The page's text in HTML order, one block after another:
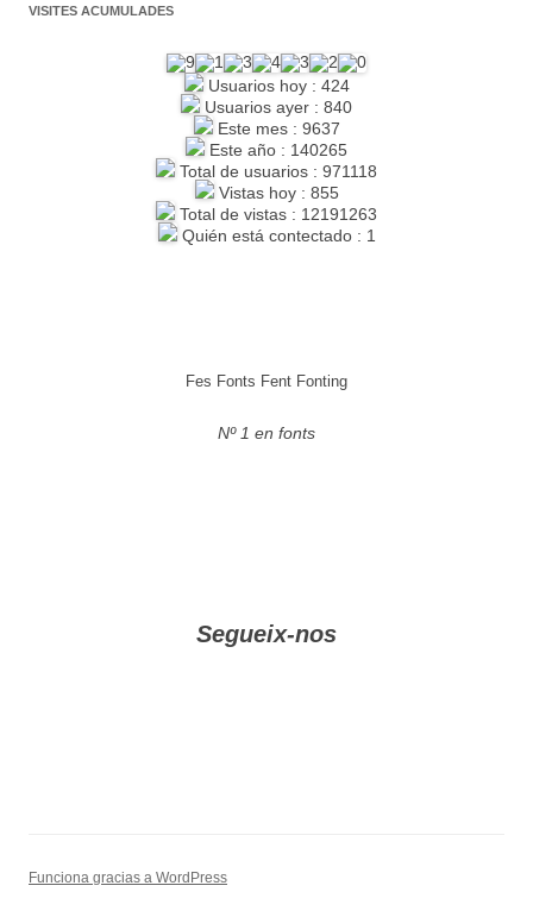
VISITES ACUMULADES
Usuarios hoy : 424
Usuarios ayer : 840
Este mes : 9637
Este año : 140265
Total de usuarios : 971118
Vistas hoy : 855
Total de vistas : 12191263
Quién está contectado : 1
Fes Fonts Fent Fonting
Nº 1 en fonts
Segueix-nos
Funciona gracias a WordPress